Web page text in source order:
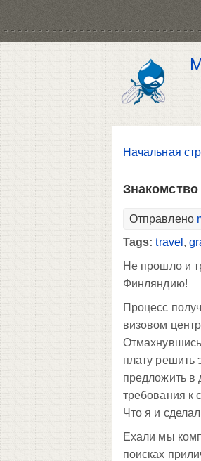
Вы здесь
Начальная
Отправлено
Tags:travel ,
Не прошло и
Финляндию!
Процесс
визовом
плату решить
предложить в
требования к
Что я и
Ехали мы
поисках